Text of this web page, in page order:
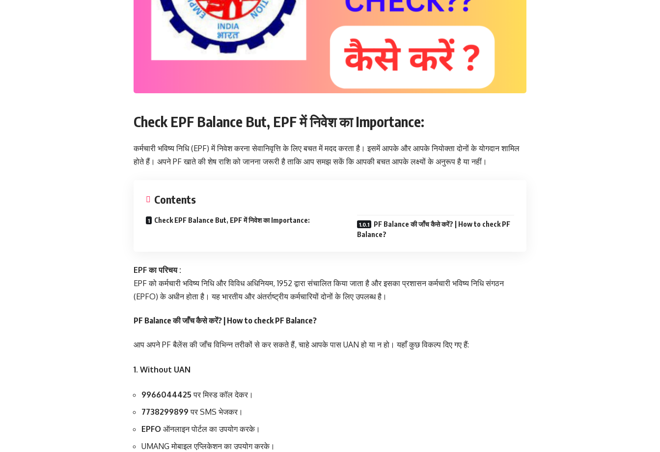
Check EPF Balance But, EPF में निवेश का Importance:
कर्मचारी भविष्य निधि (EPF) में निवेश करना सेवानिवृत्ति के लिए बचत में मदद करता है। इसमें आपके और आपके नियोक्ता दोनों के योगदान शामिल
होते हैं। अपने PF खाते की शेष राशि को जानना जरूरी है ताकि आप समझ सकें कि आपकी बचत आपके लक्ष्यों के अनुरूप है या नहीं।
Contents
Check EPF Balance But, EPF में निवेश का Importance:
PF Balance की जाँच कैसे करें? | How to check PF
Balance?
EPF का परिचय :
EPF को कर्मचारी भविष्य निधि और विविध अधिनियम, 1952 द्वारा संचालित किया जाता है और इसका प्रशासन कर्मचारी भविष्य निधि संगठन
(EPFO) के अधीन होता है। यह भारतीय और अंतर्राष्ट्रीय कर्मचारियों दोनों के लिए उपलब्ध है।
PF Balance की जाँचकैसे करें? | How to check PF Balance?
आप अपने PF बैलेंस की जाँच विभिन्न तरीकों से कर सकते हैं, चाहे आपके पास UAN हो या न हो। यहाँ कुछ विकल्प दिए गए हैं:
1. Without UAN
9966044425 पर मिस्ड कॉल देकर।
7738299899 पर SMS भेजकर।
EPFO ऑनलाइन पोर्टल का उपयोग करके।
UMANG मोबाइल एप्लिकेशन का उपयोग करके।